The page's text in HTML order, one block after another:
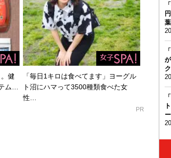
健
ム…
「毎日1キロは食べてます」ヨーグル
ト沼にハマって3500種類食べた女
性…
PR